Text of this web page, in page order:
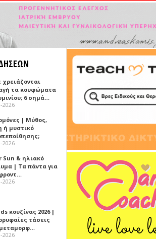
χρειάζονται
τα κουφώματα
6 σημά…
2026
| Μύθος,
ή μυστικό
2026
Sun & ηλιακό
| Τα πάντα για
2026
κουζίνας 2026 |
τάσεις
2026